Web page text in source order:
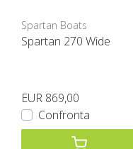
Spartan Boats
Spartan 270 Wide
EUR 869,00
Confronta